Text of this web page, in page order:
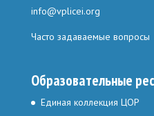
info@vplicei.org
Часто задаваемые вопросы
Образовательные
Единая коллекция ЦОР